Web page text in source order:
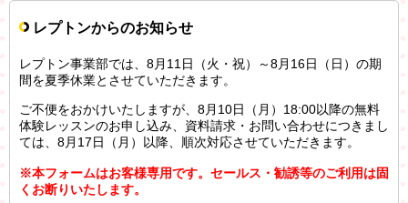
レプトンからのお知らせ
レプトン事業部では、8月11日（火・祝）～8月16日（日）の期
間を夏季休業とさせていただきます。
ご不便をおかけいたしますが、8月10日（月）18:00以降の無料
体験レッスンのお申し込み、資料請求・お問い合わせにつきまし
ては、8月17日（月）以降、順次対応させていただきます。
※本フォームはお客様専用です。セールス・勧誘等のご利用は固
くお断りいたします。